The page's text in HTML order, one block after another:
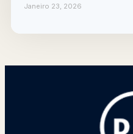
Janeiro 23, 2026